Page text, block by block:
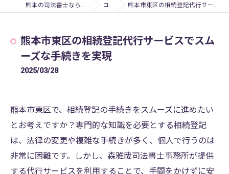
熊本の司法書士なら森雅哉司法書士事務所 コラム 熊本市東区の相続登記代行サービスでスムーズな手続きを実現
熊本市東区の相続登記代行サービスでスム
ーズな手続きを実現
2025/03/28
熊本市東区で、相続登記の手続きをスムーズに進めたい
とお考えですか？専門的な知識を必要とする相続登記
は、法律の変更や複雑な手続きが多く、個人で行うのは
非常に困難です。しかし、森雅哉司法書士事務所が提供
する代行サービスを利用することで、手間をかけずに安